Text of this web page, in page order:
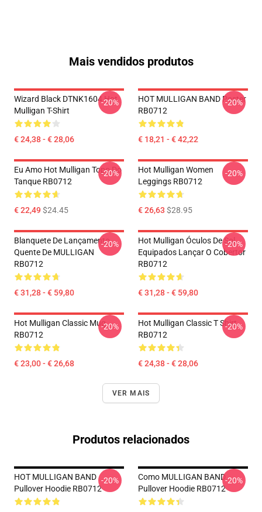
Mais vendidos produtos
Wizard Black DTNK1604 Hot
Mulligan T-Shirt
€ 24,38 - € 28,06
-20%
HOT MULLIGAN BAND Poster
RB0712
€ 18,21 - € 42,22
-20%
Eu Amo Hot Mulligan Topo Do
Tanque RB0712
€ 22,49$24.45
-20%
Hot Mulligan Women
Leggings RB0712
€ 26,63 $28.95
-20%
Blanquete De Lançamento
Quente De MULLIGAN
RB0712
€ 31,28 - € 59,80
-20%
Hot Mulligan Óculos De Sol
Equipados Lançar O Cobertor
RB0712
€ 31,28 - € 59,80
-20%
Hot Mulligan Classic Mug
RB0712
€ 23,00 - € 26,68
-20%
Hot Mulligan Classic T Shirt
RB0712
€ 24,38 - € 28,06
-20%
VER MAIS
Produtos relacionados
HOT MULLIGAN BAND
Pullover Hoodie RB0712
-20%
Como MULLIGAN BAND
Pullover Hoodie RB0712
-20%